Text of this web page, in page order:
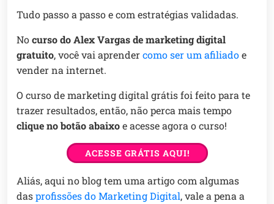
Tudo passo a passo e com estratégias validadas.
Nocurso do Alex Vargas de marketing digital
gratuito, você vai aprendercomo ser um afiliadoe
vender na internet.
O curso de marketing digital grátis foi feito para te
trazer resultados, então, não perca mais tempo
clique no botão abaixoe acesse agora o curso!
ACESSE GRÁTIS AQUI!
Aliás, aqui no blog tem uma artigo com algumas
dasprofissões do Marketing Digital, vale a pena a